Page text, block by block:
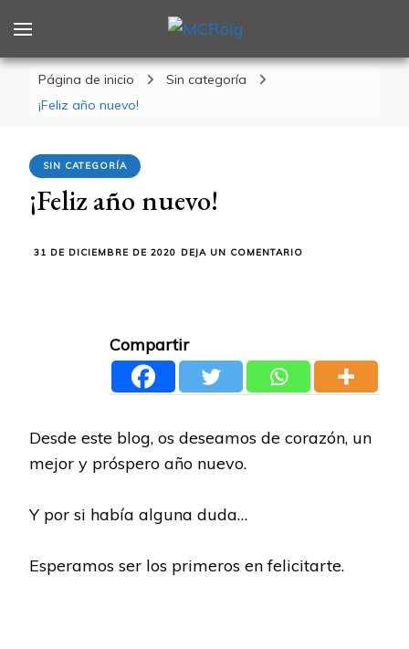
MCRoig
Blog escritora ciencia ficción fantasía terror
Página de inicio
Sin categoría
¡Feliz año nuevo!
SIN CATEGORÍA
¡Feliz año nuevo!
31 DE DICIEMBRE DE 2020 DEJA UN COMENTARIO
Compartir
Desde este blog, os deseamos de corazón, un
mejor y próspero año nuevo.
Y por si había alguna duda…
Esperamos ser los primeros en felicitarte.